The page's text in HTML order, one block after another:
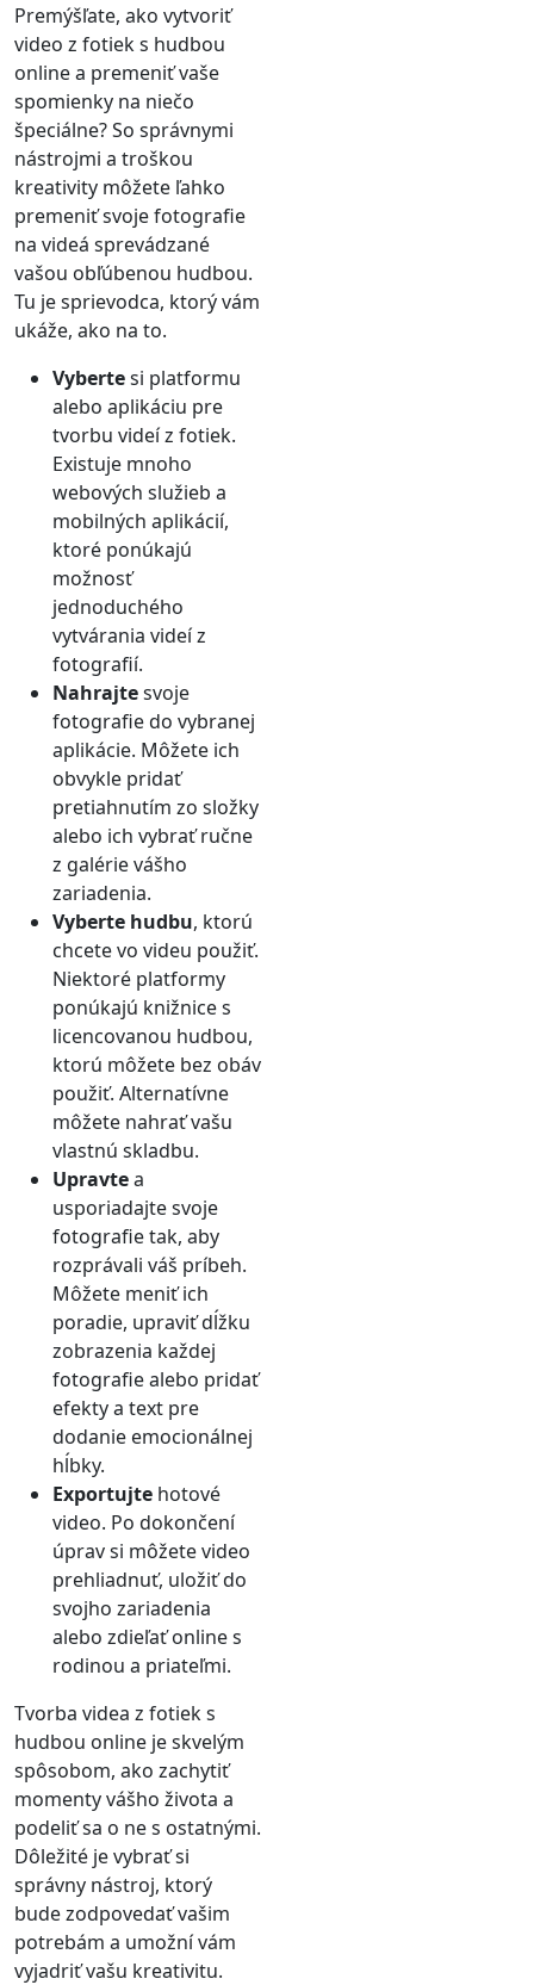
Premýšľate, ako vytvoriť
video z fotiek s hudbou
online a premeniť vaše
spomienky na niečo
špeciálne? So správnymi
nástrojmi a troškou
kreativity môžete ľahko
premeniť svoje fotografie
na videá sprevádzané
vašou obľúbenou hudbou.
Tu je sprievodca, ktorý vám
ukáže, ako na to.
Vybertesi platformu
alebo aplikáciu pre
tvorbu videí z fotiek.
Existuje mnoho
webových služieb a
mobilných aplikácií,
ktoré ponúkajú
možnosť
jednoduchého
vytvárania videí z
fotografií.
Nahrajtesvoje
fotografie do vybranej
aplikácie. Môžete ich
obvykle pridať
pretiahnutím zo složky
alebo ich vybrať ručne
z galérie vášho
zariadenia.
Vyberte hudbu, ktorú
chcete vo videu použiť.
Niektoré platformy
ponúkajú knižnice s
licencovanou hudbou,
ktorú môžete bez obáv
použiť. Alternatívne
môžete nahrať vašu
vlastnú skladbu.
Upravtea
usporiadajte svoje
fotografie tak, aby
rozprávali váš príbeh.
Môžete meniť ich
poradie, upraviť dĺžku
zobrazenia každej
fotografie alebo pridať
efekty a text pre
dodanie emocionálnej
hĺbky.
Exportujte hotové
video. Po dokončení
úprav si môžete video
prehliadnuť, uložiť do
svojho zariadenia
alebo zdieľať online s
rodinou a priateľmi.
Tvorba videa z fotiek s
hudbou online je skvelým
spôsobom, ako zachytiť
momenty vášho života a
podeliť sa o ne s ostatnými.
Dôležité je vybrať si
správny nástroj, ktorý
bude zodpovedať vašim
potrebám a umožní vám
vyjadriť vašu kreativitu.